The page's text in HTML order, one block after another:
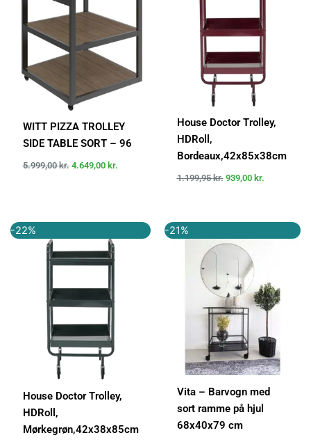
WITT PIZZA TROLLEY
SIDE TABLE SORT – 96
5.999,00kr. 4.649,00 kr.
House Doctor Trolley,
HDRoll,
Bordeaux,42x85x38cm
1.199,95kr. 939,00 kr.
-22%
House Doctor Trolley,
HDRoll,
Mørkegrøn,42x38x85cm
oprindelige
pris
var:
aktuelle
pris
er:
-21%
Vita – Barvogn med
sort ramme på hjul
68x40x79 cm
oprindelige
pris
749,00 kr..
aktuelle